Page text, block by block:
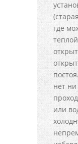
где
нет
или